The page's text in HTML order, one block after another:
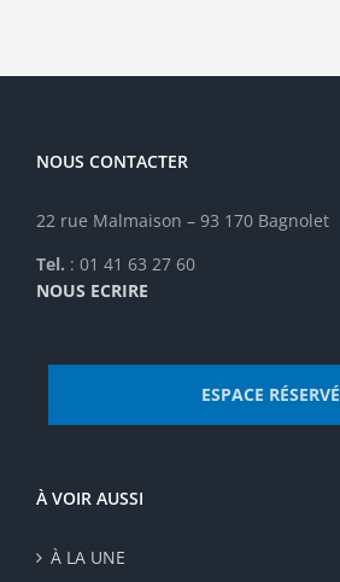
masculine
NOUS CONTACTER
22 rue Malmaison – 93 170 Bagnolet
Tel. : 01 41 63 27 60
NOUS ECRIRE
ESPACE RÉSERVÉ
À VOIR AUSSI
À LA UNE